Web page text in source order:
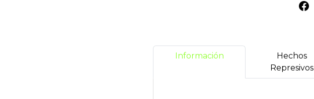
Información
Hechos
Represivos